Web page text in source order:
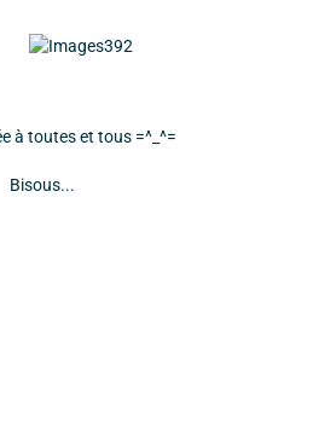
à toutes et tous =^_^=
Bisous...